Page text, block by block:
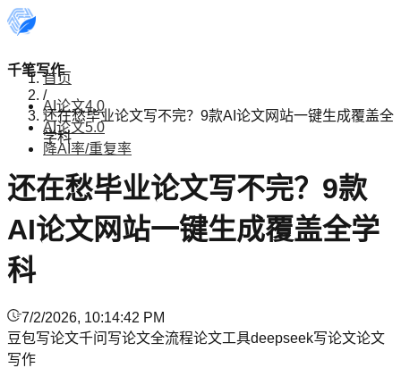
千笔写作
AI论文4.0
AI论文5.0
降AI率/重复率
首页
/
还在愁毕业论文写不完？9款AI论文网站一键生成覆盖全
学科
还在愁毕业论文写不完？9款
AI论文网站一键生成覆盖全学
科
7/2/2026, 10:14:42 PM
豆包写论文千问写论文全流程论文工具deepseek写论文论文
写作